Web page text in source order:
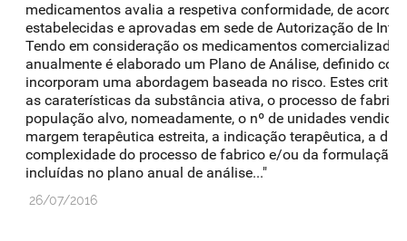
medicamentos avalia a respetiva conformidade, de acordo
estabelecidas e aprovadas em sede de Autorização de
Tendo em consideração os medicamentos
anualmente é elaborado um Plano de Análise, definido
incorporam uma abordagem baseada no risco. Estes
as caraterísticas da substância ativa, o processo de
população alvo, nomeadamente, o nº de unidades
margem terapêutica estreita, a indicação terapêutica, a
complexidade do processo de fabrico e/ou da formulação.
incluídas no plano anual de análise..."
26/07/2016